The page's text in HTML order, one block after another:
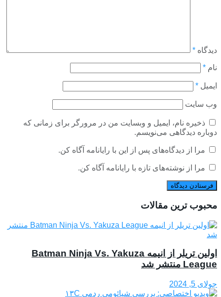
دیدگاه *
نام *
ایمیل *
وب‌ سایت
ذخیره نام، ایمیل و وبسایت من در مرورگر برای زمانی که
دوباره دیدگاهی می‌نویسم.
مرا از دیدگاه‌های پس از این با رایانامه آگاه کن.
مرا از نوشته‌های تازه با رایانامه آگاه کن.
محبوب ترین مقالات
اولین تریلر از انیمه Batman Ninja Vs. Yakuza
League منتشر شد
جولای 5, 2024